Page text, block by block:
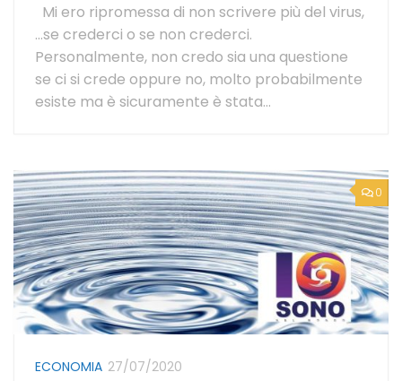
Mi ero ripromessa di non scrivere più del virus,
…se crederci o se non crederci.
Personalmente, non credo sia una questione
se ci si crede oppure no, molto probabilmente
esiste ma è sicuramente è stata...
0
ECONOMIA 27/07/2020